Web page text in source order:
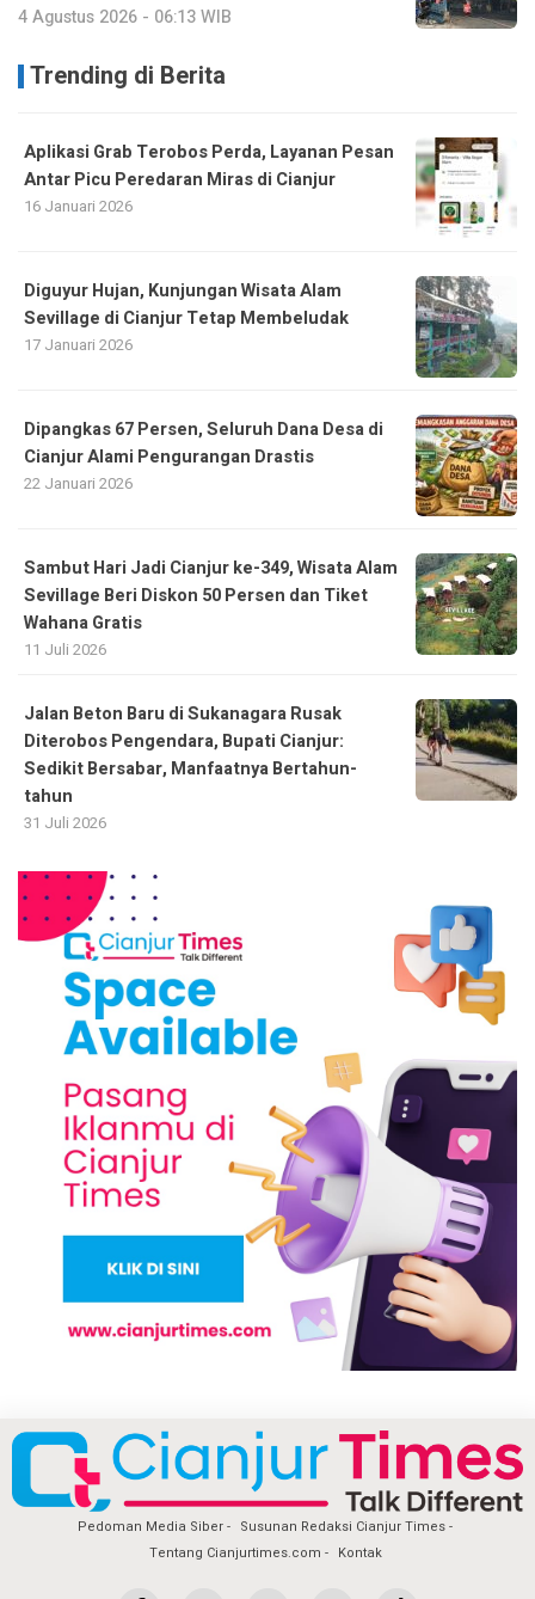
4 Agustus 2026 - 06:13 WIB
Trending di Berita
Aplikasi Grab Terobos Perda, Layanan Pesan
Antar Picu Peredaran Miras di Cianjur
16 Januari 2026
Diguyur Hujan, Kunjungan Wisata Alam
Sevillage di Cianjur Tetap Membeludak
17 Januari 2026
Dipangkas 67 Persen, Seluruh Dana Desa di
Cianjur Alami Pengurangan Drastis
22 Januari 2026
Sambut Hari Jadi Cianjur ke-349, Wisata Alam
Sevillage Beri Diskon 50 Persen dan Tiket
Wahana Gratis
11 Juli 2026
Jalan Beton Baru di Sukanagara Rusak
Diterobos Pengendara, Bupati Cianjur:
Sedikit Bersabar, Manfaatnya Bertahun-
tahun
31 Juli 2026
Pedoman Media Siber
Susunan Redaksi Cianjur Times
Tentang Cianjurtimes.com
Kontak